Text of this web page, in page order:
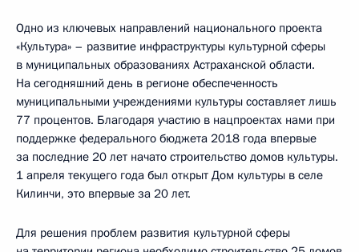
Одно из ключевых направлений национального проекта
«Культура» – развитие инфраструктуры культурной сферы
в муниципальных образованиях Астраханской области.
На сегодняшний день в регионе обеспеченность
муниципальными учреждениями культуры составляет лишь
77 процентов. Благодаря участию в нацпроектах нами при
поддержке федерального бюджета 2018 года впервые
за последние 20 лет начато строительство домов культуры.
1 апреля текущего года был открыт Дом культуры в селе
Килинчи, это впервые за 20 лет.
Для решения проблем развития культурной сферы